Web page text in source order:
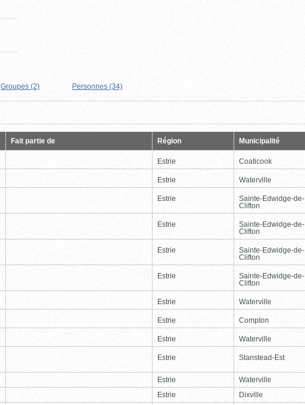
Groupes (2) Personnes (34)
Fait partie de Région Municipalité
Estrie Coaticook
Estrie Waterville
Estrie
Sainte-Edwidge-de-
Clifton
Estrie
Sainte-Edwidge-de-
Clifton
Estrie
Sainte-Edwidge-de-
Clifton
Estrie
Sainte-Edwidge-de-
Clifton
Estrie Waterville
Estrie Compton
Estrie Waterville
Estrie Stanstead-Est
Estrie
Waterville
Estrie
Dixville